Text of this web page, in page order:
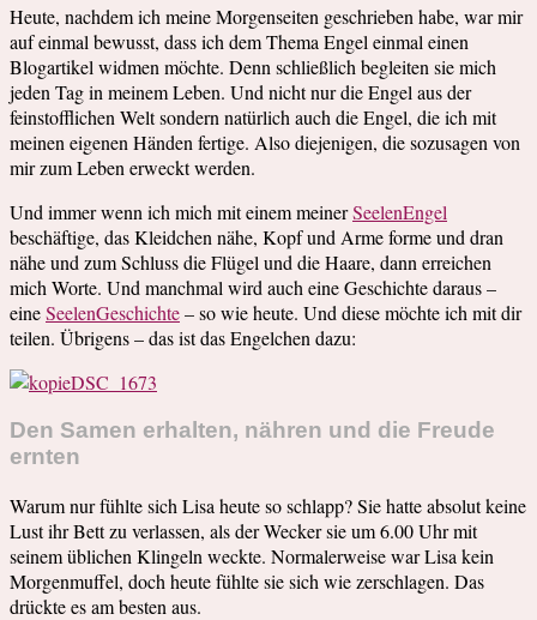
Heute, nachdem ich meine Morgenseiten geschrieben habe, war mir
auf einmal bewusst, dass ich dem Thema Engel einmal einen
Blogartikel widmen möchte. Denn schließlich begleiten sie mich
jeden Tag in meinem Leben. Und nicht nur die Engel aus der
feinstofflichen Welt sondern natürlich auch die Engel, die ich mit
meinen eigenen Händen fertige. Also diejenigen, die sozusagen von
mir zum Leben erweckt werden.
Und immer wenn ich mich mit einem meinerSeelenEngel
beschäftige, das Kleidchen nähe, Kopf und Arme forme und dran
nähe und zum Schluss die Flügel und die Haare, dann erreichen
mich Worte. Und manchmal wird auch eine Geschichte daraus –
eineSeelenGeschichte– so wie heute. Und diese möchte ich mit dir
teilen. Übrigens – das ist das Engelchen dazu:
Den Samen erhalten, nähren und die Freude
ernten
Warum nur fühlte sich Lisa heute so schlapp? Sie hatte absolut keine
Lust ihr Bett zu verlassen, als der Wecker sie um 6.00 Uhr mit
seinem üblichen Klingeln weckte. Normalerweise war Lisa kein
Morgenmuffel, doch heute fühlte sie sich wie zerschlagen. Das
drückte es am besten aus.